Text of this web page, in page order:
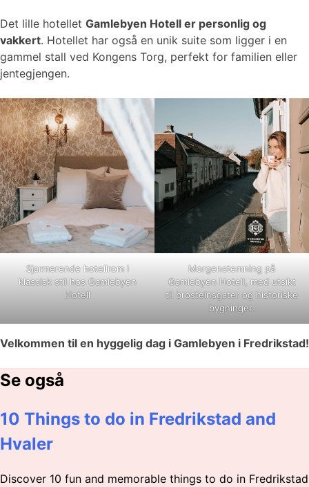
Det lille hotellet Gamlebyen Hotell er personlig og
vakkert. Hotellet har også en unik suite som ligger i en
gammel stall ved Kongens Torg, perfekt for familien eller
jentegjengen.
Sjarmerende hotellrom i
klassisk stil hos Gamlebyen
Hotell
Morgenstemning på
Gamlebyen Hotell, med utsikt
til brosteinsgater og historiske
bygninger.
Velkommen til en hyggelig dag i Gamlebyen i Fredrikstad!
Se også
10 Things to do in Fredrikstad and
Hvaler
Discover 10 fun and memorable things to do in Fredrikstad